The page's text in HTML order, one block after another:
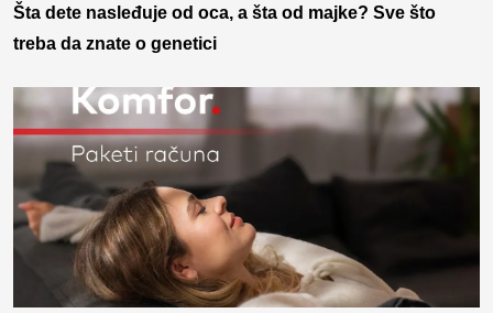
Šta dete nasleđuje od oca, a šta od majke? Sve što
treba da znate o genetici